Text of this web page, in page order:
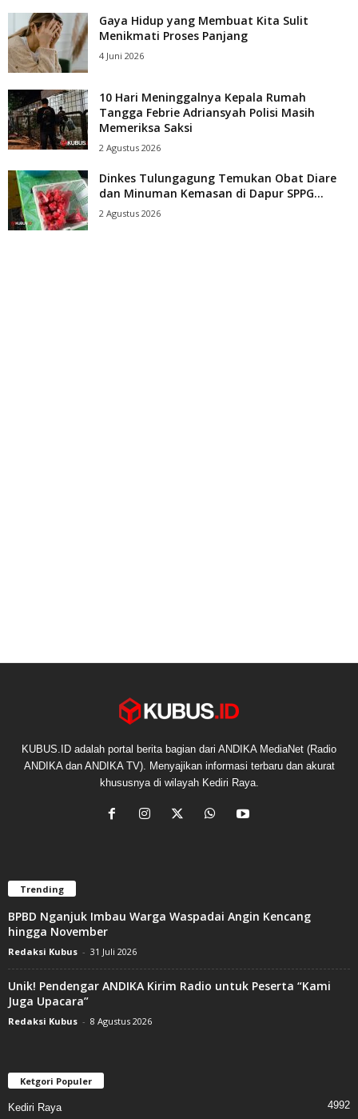
Gaya Hidup yang Membuat Kita Sulit
Menikmati Proses Panjang
4 Juni 2026
10 Hari Meninggalnya Kepala Rumah
Tangga Febrie Adriansyah Polisi Masih
Memeriksa Saksi
2 Agustus 2026
Dinkes Tulungagung Temukan Obat Diare
dan Minuman Kemasan di Dapur SPPG...
2 Agustus 2026
KUBUS.ID adalah portal berita bagian dari ANDIKA MediaNet (Radio
ANDIKA dan ANDIKA TV). Menyajikan informasi terbaru dan akurat
khususnya di wilayah Kediri Raya.
Trending
BPBD Nganjuk Imbau Warga Waspadai Angin Kencang
hingga November
Redaksi Kubus - 31 Juli 2026
Unik! Pendengar ANDIKA Kirim Radio untuk Peserta “Kami
Juga Upacara”
Redaksi Kubus - 8 Agustus 2026
Ketgori Populer
Kediri Raya 4992